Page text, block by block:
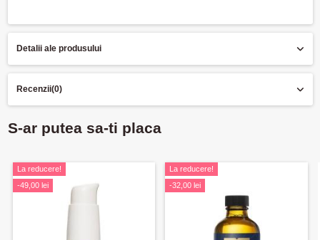
Detalii ale produsului
Recenzii(0)
S-ar putea sa-ti placa
La reducere!
-49,00 lei
La reducere!
-32,00 lei